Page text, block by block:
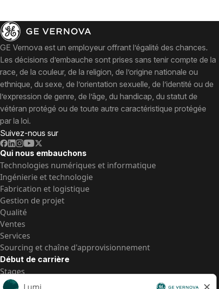
GE Vernova est un employeur offrant l’égalité des chances.
Les décisions d’embauche sont prises sans tenir compte de la
race, de la couleur, de la religion, de l’origine nationale ou
ethnique, du sexe, de l’orientation sexuelle, de l’identité ou de
l’expression de genre, de l’âge, du handicap, du statut de
vétéran protégé ou de toute autre caractéristique protégée
par la loi.
Suivez-nous sur
Qui nous embauchons
Technologies numériques et informatique
Ingénierie et technologie
Fabrication et logistique
Gestion de projet
Qualité
Ventes
Services
Sourcing et chaîne d'approvisionnement
Début de carrière
Stages
Postes de d’entrée